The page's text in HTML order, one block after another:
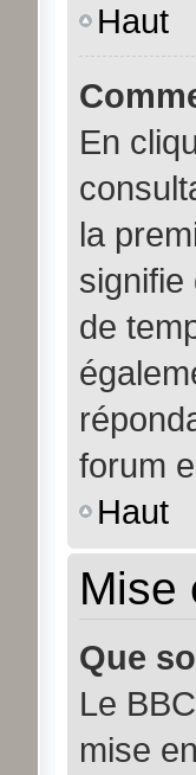
Haut
En
la
signifie
de
forum
Haut
Mise
Que
Le
mise